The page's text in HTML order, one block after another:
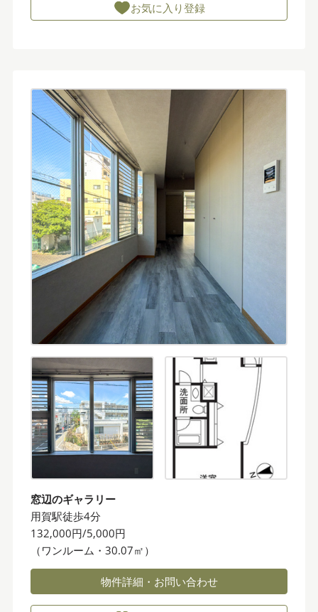
お気に入り登録
窓辺のギャラリー
用賀駅徒歩4分
132,000円/5,000円
（ワンルーム・30.07㎡）
物件詳細・お問い合わせ